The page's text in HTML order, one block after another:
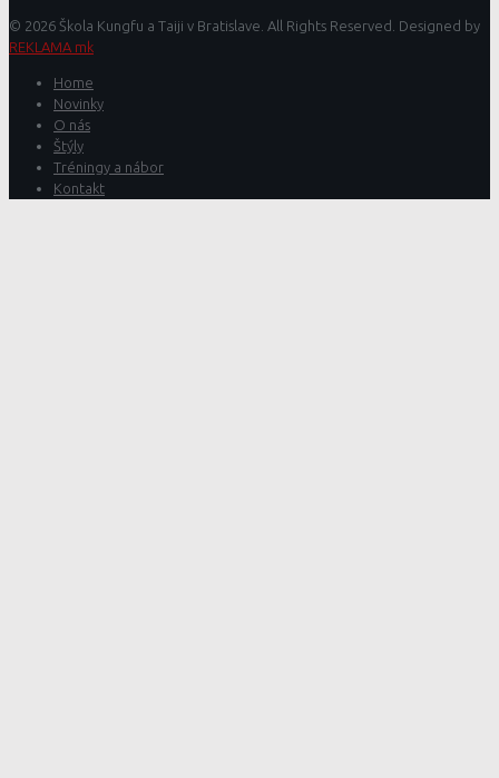
© 2026 Škola Kungfu a Taiji v Bratislave. All Rights Reserved. Designed by
REKLAMA mk
Home
Novinky
O nás
Štýly
Tréningy a nábor
Kontakt